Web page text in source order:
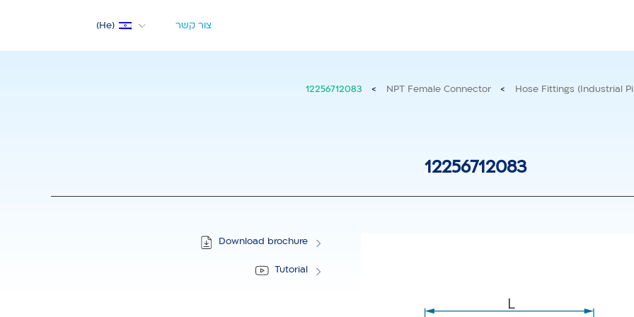
פומיות
He צור קשר
Hose Fittings (Industrial
>
NPT Female Connector
>
12256712083
12256712083
Download brochure
Tutorial